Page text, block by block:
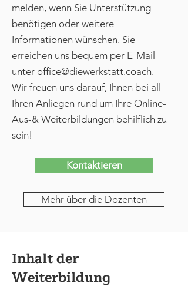
melden, wenn Sie Unterstützung
benötigen oder weitere
Informationen wünschen. Sie
erreichen uns bequem per E-Mail
unter office@diewerkstatt.coach.
Wir freuen uns darauf, Ihnen bei all
Ihren Anliegen rund um Ihre Online-
Aus-& Weiterbildungen behilflich zu
sein!
Kontaktieren
Mehr über die Dozenten
Inhalt der
Weiterbildung